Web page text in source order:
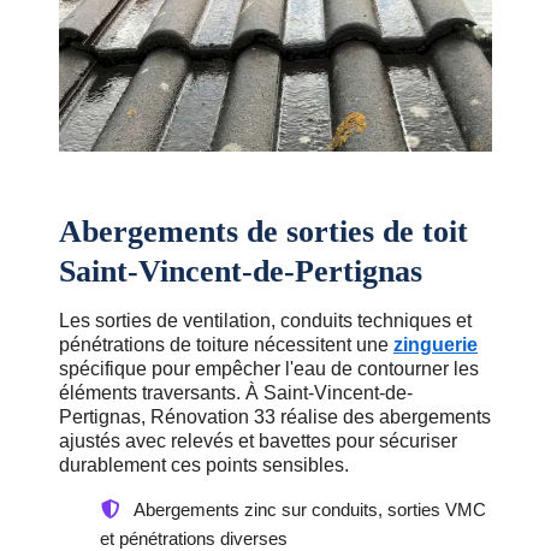
Abergements de sorties de toit
Saint-Vincent-de-Pertignas
Les sorties de ventilation, conduits techniques et
pénétrations de toiture nécessitent une zinguerie
spécifique pour empêcher l'eau de contourner les
éléments traversants. À Saint-Vincent-de-
Pertignas, Rénovation 33 réalise des abergements
ajustés avec relevés et bavettes pour sécuriser
durablement ces points sensibles.
Abergements zinc sur conduits, sorties VMC
et pénétrations diverses